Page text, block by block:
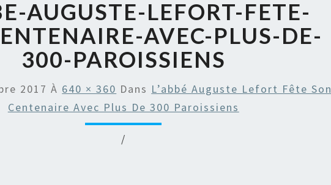
AUGUSTE-LEFORT-FETE-
AVEC-PLUS-DE-
300-PAROISSIENS
2017 À 640 × 360 Dans L’abbé Auguste Lefort Fête Son
Centenaire Avec Plus De 300 Paroissiens
/